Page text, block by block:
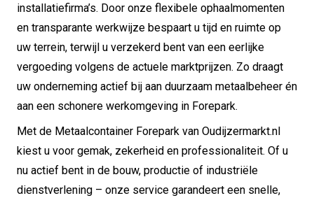
installatiefirma’s. Door onze flexibele ophaalmomenten
en transparante werkwijze bespaart u tijd en ruimte op
uw terrein, terwijl u verzekerd bent van een eerlijke
vergoeding volgens de actuele marktprijzen. Zo draagt
uw onderneming actief bij aan duurzaam metaalbeheer én
aan een schonere werkomgeving in Forepark.
Met de Metaalcontainer Forepark van Oudijzermarkt.nl
kiest u voor gemak, zekerheid en professionaliteit. Of u
nu actief bent in de bouw, productie of industriële
dienstverlening – onze service garandeert een snelle,